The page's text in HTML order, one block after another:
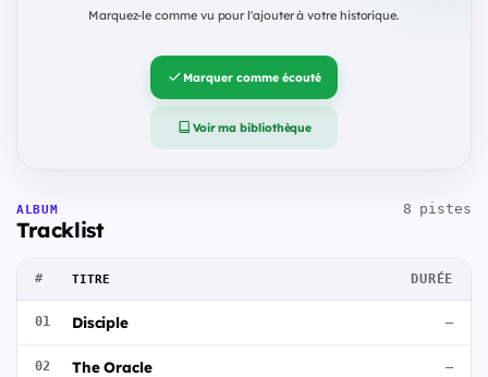
Marquez-le comme vu pour l'ajouter à votre historique.
Marquer comme écouté
Voir ma bibliothèque
ALBUM
Tracklist
8 pistes
# TITRE DURÉE
01 Disciple —
02 The Oracle —